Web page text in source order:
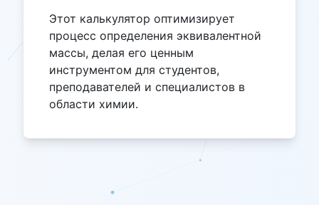
Этот калькулятор оптимизирует
процесс определения эквивалентной
массы, делая его ценным
инструментом для студентов,
преподавателей и специалистов в
области химии.